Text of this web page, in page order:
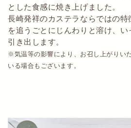
とした食感に焼き上げました。
長崎発祥のカステラならではの特
を追うごとにじんわりと溶け、
引き出します。
※気温等の影響により、お召し上がりい
いる場合もございます。